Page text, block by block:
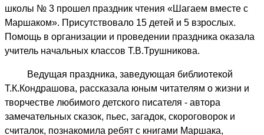
школы № 3 прошел праздник чтения «Шагаем вместе с
Маршаком». Присутствовало 15 детей и 5 взрослых.
Помощь в организации и проведении праздника оказала
учитель начальных классов Т.В.Трушникова.
Ведущая праздника, заведующая библиотекой
Т.К.Кондрашова, рассказала юным читателям о жизни и
творчестве любимого детского писателя - автора
замечательных сказок, пьес, загадок, скороговорок и
считалок, познакомила ребят с книгами Маршака,
библиотеке
№4
для
учащихся
класса
средней
школы
№